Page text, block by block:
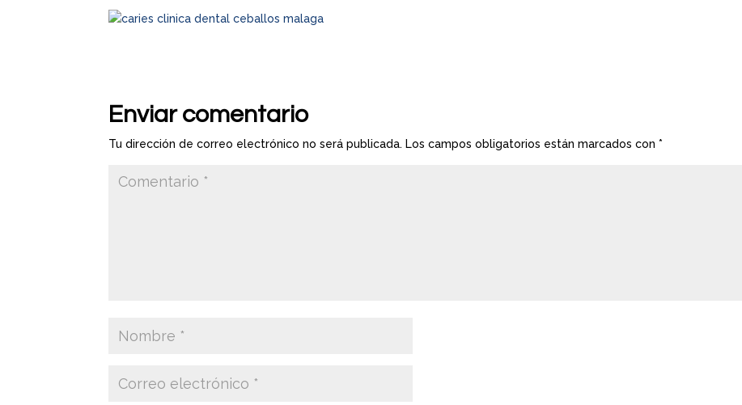
Enviar comentario
Tu dirección de correo electrónico no será publicada. Los campos obligatorios están marcados con*